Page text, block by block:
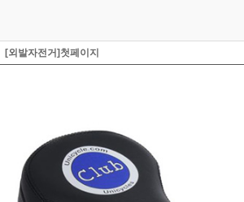
[외발자전거]첫페이지